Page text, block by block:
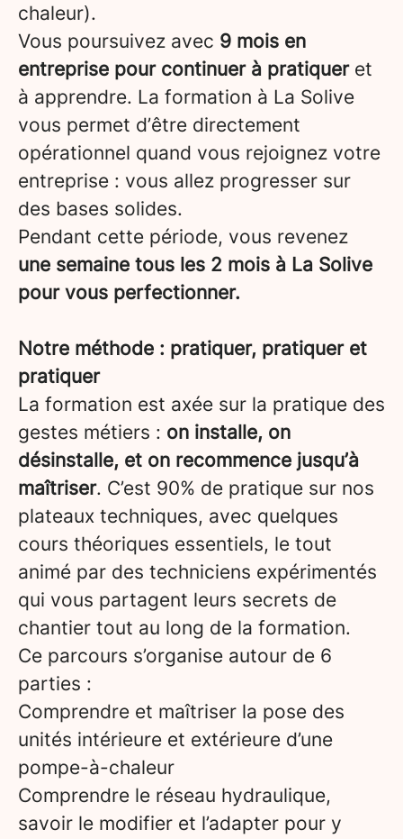
chaleur).
Vous poursuivez avec 9 mois en
entreprise pour continuer à pratiqueret
à apprendre. La formation à La Solive
vous permet d’être directement
opérationnel quand vous rejoignez votre
entreprise : vous allez progresser sur
des bases solides.
Pendant cette période, vous revenez
une semaine tous les 2 mois à La Solive
pour vous perfectionner.
Notre méthode : pratiquer, pratiquer et
pratiquer
La formation est axée sur la pratique des
gestes métiers : on installe, on
désinstalle, et on recommence jusqu’à
maîtriser. C’est 90% de pratique sur nos
plateaux techniques, avec quelques
cours théoriques essentiels, le tout
animé par des techniciens expérimentés
qui vous partagent leurs secrets de
chantier tout au long de la formation.
Ce parcours s’organise autour de 6
parties :
Comprendre et maîtriser la pose des
unités intérieure et extérieure d’une
pompe-à-chaleur
Comprendre le réseau hydraulique,
savoir le modifier et l’adapter pour y